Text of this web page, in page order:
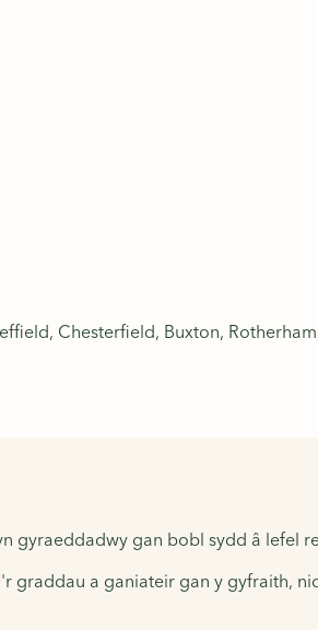
Chesterfield, Buxton,
gyraeddadwy gan bobl sydd â lefel
a ganiateir gan y gyfraith,